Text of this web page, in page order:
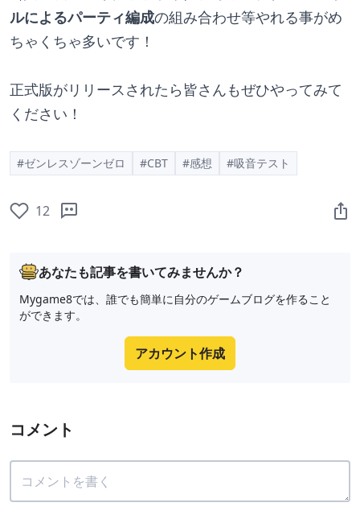
ルによるパーティ編成の組み合わせ等やれる事がめ
ちゃくちゃ多いです！
正式版がリリースされたら皆さんもぜひやってみて
ください！
#ゼンレスゾーンゼロ #CBT #感想 #吸音テスト
12
あなたも記事を書いてみませんか？
Mygame8では、誰でも簡単に自分のゲームブログを作ること
ができます。
アカウント作成
コメント